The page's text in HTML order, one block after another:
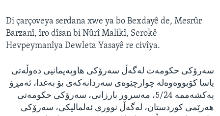
Di çarçoveya serdana xwe ya bo Bexdayê de, Mesrûr
Barzanî, îro dîsan bi Nûrî Malikî, Serokê
Hevpeymanîya Dewleta Yasayê re civîya.
سەرۆکی حکومەت لەگەڵ سەرۆکی هاوپەیمانیی دەوڵەتی
یاسا کۆبووەوەلە چوارچێوەی سەردانەکەی بۆ بەغدا، ئەمڕۆ
یەکشەممە 5/24، مەسرور بارزانی، سەرۆکی حکومەتی
هەرێمی کوردستان، لەگەڵ نووری ئەلمالیکی، سەرۆکی